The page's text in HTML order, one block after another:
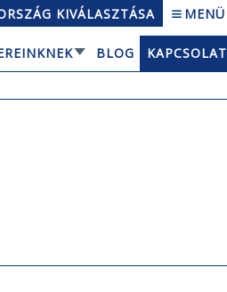
KIVÁLASZTÁSA MENÜ
BLOG
KAPCSOLAT